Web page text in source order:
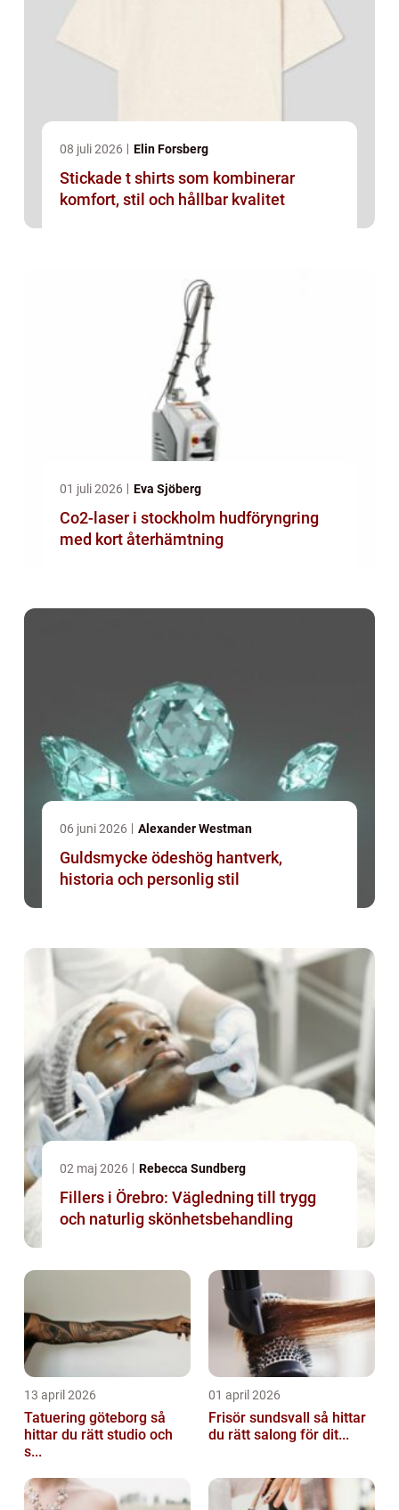
08 juli 2026 Elin Forsberg
Stickade t shirts som kombinerar
komfort, stil och hållbar kvalitet
01 juli 2026 Eva Sjöberg
Co2-laser i stockholm hudföryngring
med kort återhämtning
06 juni 2026 Alexander Westman
Guldsmycke ödeshög hantverk,
historia och personlig stil
02 maj 2026 Rebecca Sundberg
Fillers i Örebro: Vägledning till trygg
och naturlig skönhetsbehandling
13 april 2026
Tatuering göteborg så
hittar du rätt studio och
s...
01 april 2026
Frisör sundsvall så hittar
du rätt salong för dit...